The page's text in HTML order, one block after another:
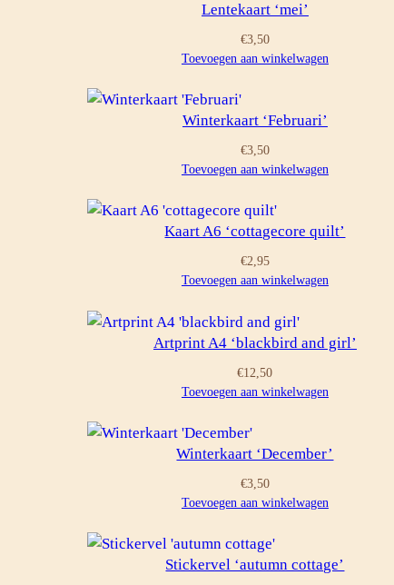
Lentekaart ‘mei’
€3,50
Toevoegen aan winkelwagen
Winterkaart ‘Februari’
€3,50
Toevoegen aan winkelwagen
Kaart A6 ‘cottagecore quilt’
€2,95
Toevoegen aan winkelwagen
Artprint A4 ‘blackbird and girl’
€12,50
Toevoegen aan winkelwagen
Winterkaart ‘December’
€3,50
Toevoegen aan winkelwagen
Stickervel ‘autumn cottage’